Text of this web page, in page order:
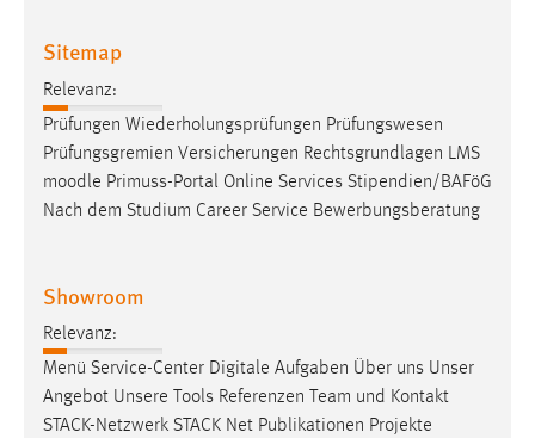
Sitemap
Relevanz:
Prüfungen Wiederholungsprüfungen Prüfungswesen
Prüfungsgremien Versicherungen Rechtsgrundlagen LMS
moodle Primuss-Portal Online Services Stipendien/BAFöG
Nach dem Studium Career Service Bewerbungsberatung
Showroom
Relevanz:
Menü Service-Center Digitale Aufgaben Über uns Unser
Angebot Unsere Tools Referenzen Team und Kontakt
STACK-Netzwerk STACK Net Publikationen Projekte